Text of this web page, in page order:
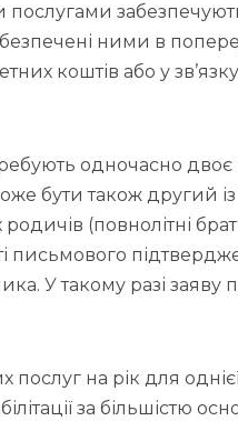
ними в
коштів або у
одночасно двоє
бути також другий із
(повнолітні
письмового
У такому разі заяву
послуг на рік для
за більшістю